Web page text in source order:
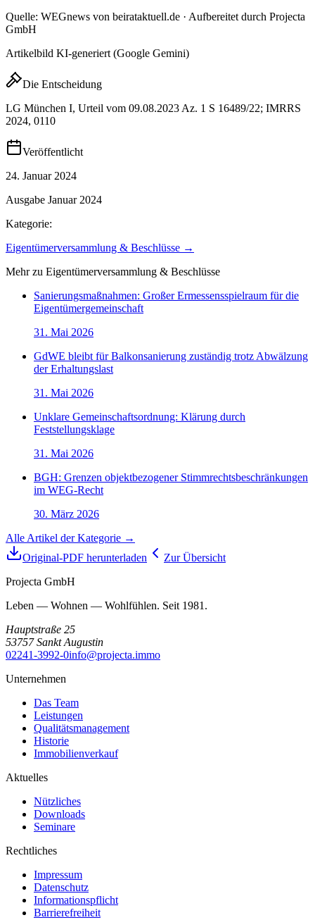
Quelle: WEGnews von beirataktuell.de · Aufbereitet durch Projecta
GmbH
Artikelbild KI-generiert (Google Gemini)
Die Entscheidung
LG München I, Urteil vom 09.08.2023 Az. 1 S 16489/22; IMRRS
2024, 0110
Veröffentlicht
24. Januar 2024
Ausgabe Januar 2024
Kategorie:
Eigentümerversammlung & Beschlüsse →
Mehr zu Eigentümerversammlung & Beschlüsse
Sanierungsmaßnahmen: Großer Ermessensspielraum für die
Eigentümergemeinschaft
31. Mai 2026
GdWE bleibt für Balkonsanierung zuständig trotz Abwälzung
der Erhaltungslast
31. Mai 2026
Unklare Gemeinschaftsordnung: Klärung durch
Feststellungsklage
31. Mai 2026
BGH: Grenzen objektbezogener Stimmrechtsbeschränkungen
im WEG-Recht
30. März 2026
Alle Artikel der Kategorie →
Original-PDF herunterladen
Zur Übersicht
Projecta GmbH
Leben — Wohnen — Wohlfühlen. Seit 1981.
Hauptstraße 25
53757 Sankt Augustin
02241-3992-0info@projecta.immo
Unternehmen
Das Team
Leistungen
Qualitätsmanagement
Historie
Immobilienverkauf
Aktuelles
Nützliches
Downloads
Seminare
Rechtliches
Impressum
Datenschutz
Informationspflicht
Barrierefreiheit